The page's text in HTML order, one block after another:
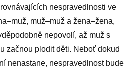
nespravedlnosti ve
muž–muž a žena–žena,
nepovolí, až muž s
začnou plodit děti. Neboť dokud
nenastane, nespravedlnost bude